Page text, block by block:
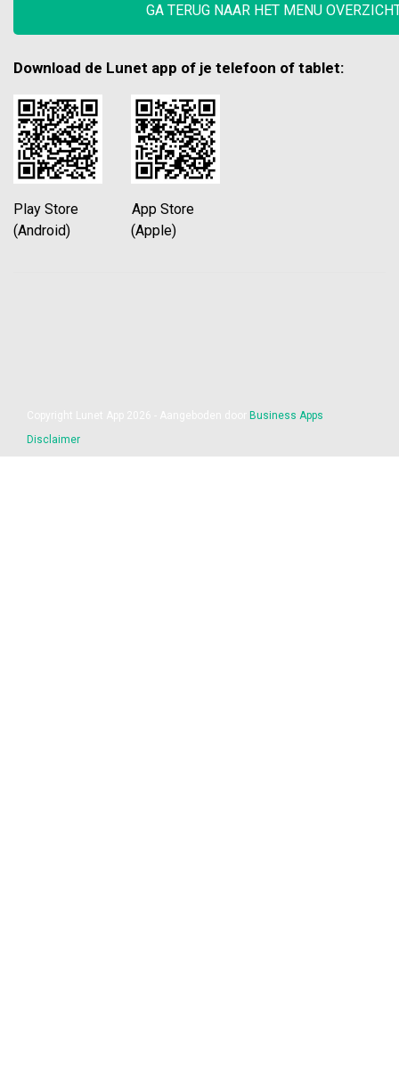
GA TERUG NAAR HET MENU
Download de Lunet app of je telefoon of tablet:
Play Store App Store
(Android) (Apple)
Business Apps
Disclaimer